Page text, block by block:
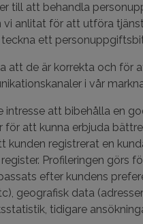
till att behandla
anlitat för att utföra
ett
de är korrekta och för
i vår
att bibehålla en
att kunna erbjuda
registrerat en
Profileringen görs
efter kundens
geografisk data
tidigare